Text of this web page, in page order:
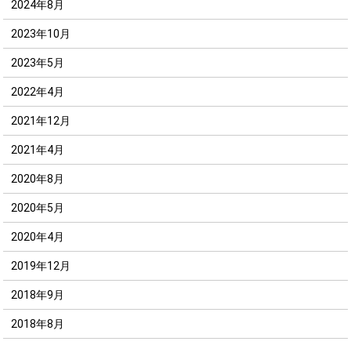
2024年8月
2023年10月
2023年5月
2022年4月
2021年12月
2021年4月
2020年8月
2020年5月
2020年4月
2019年12月
2018年9月
2018年8月